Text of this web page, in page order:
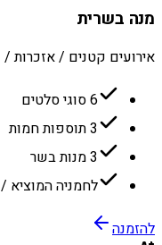
מנה בשרית
אירועים קטנים / אזכרות
6 סוגי סלטים
3 תוספות חמות
3 מנות בשר
לחמניה המוציא /
להזמנה